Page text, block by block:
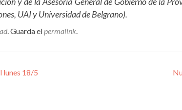
UAI y Universidad de Belgrano).
. Guarda elpermalink.
lunes 18/5